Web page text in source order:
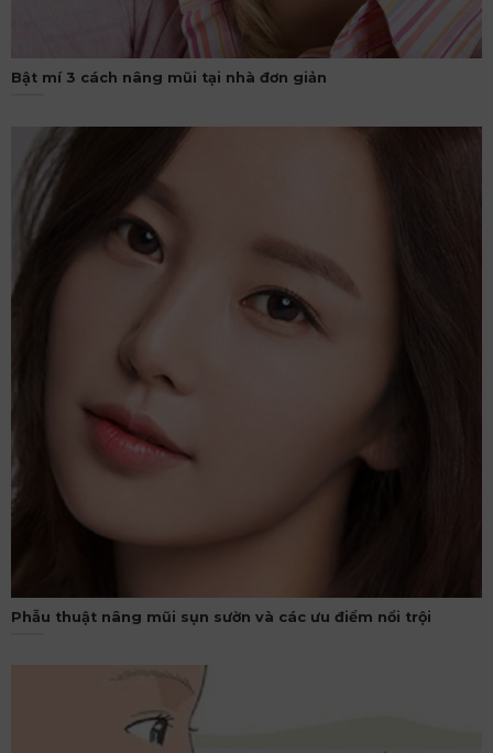
Bật mí 3 cách nâng mũi tại nhà đơn giản
Phẫu thuật nâng mũi sụn sườn và các ưu điểm nổi trội